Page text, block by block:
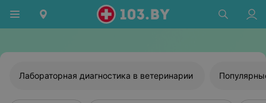
Лабораторная диагностика в ветеринарии